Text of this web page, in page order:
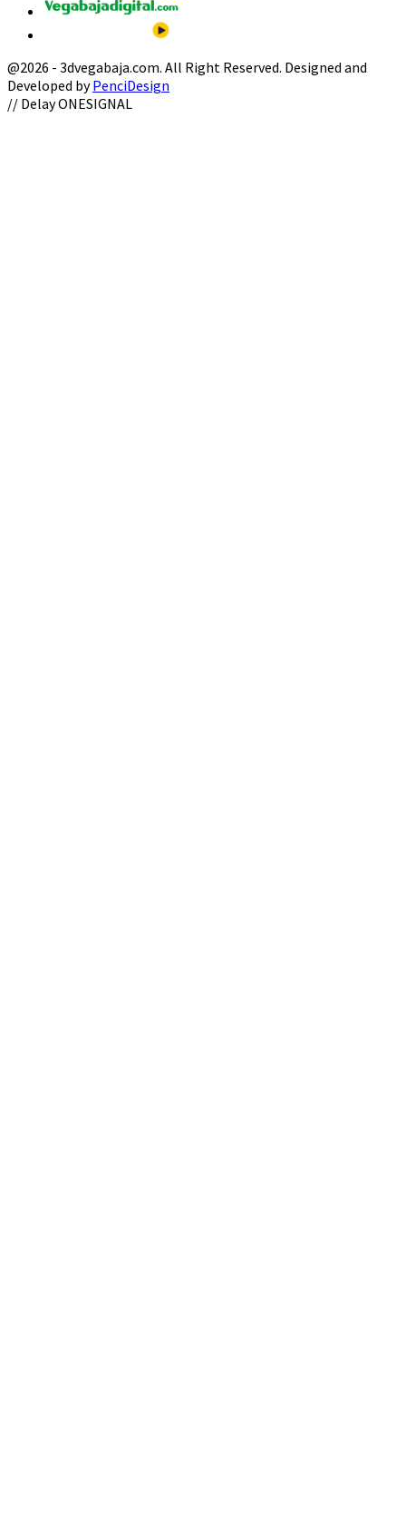
@2026 - 3dvegabaja.com. All Right Reserved. Designed and
Developed byPenciDesign
Facebook
Twitter
Instagram
Youtube
Email
// Delay ONESIGNAL